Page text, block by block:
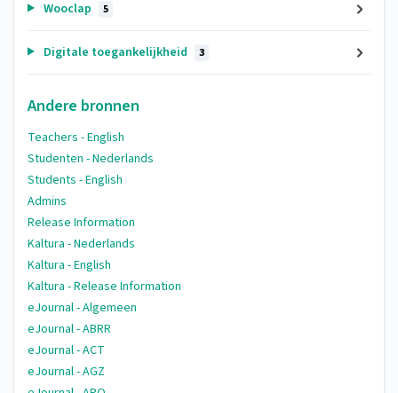
Wooclap 5
Digitale toegankelijkheid 3
Andere bronnen
Teachers - English
Studenten - Nederlands
Students - English
Admins
Release Information
Kaltura - Nederlands
Kaltura - English
Kaltura - Release Information
eJournal - Algemeen
eJournal - ABRR
eJournal - ACT
eJournal - AGZ